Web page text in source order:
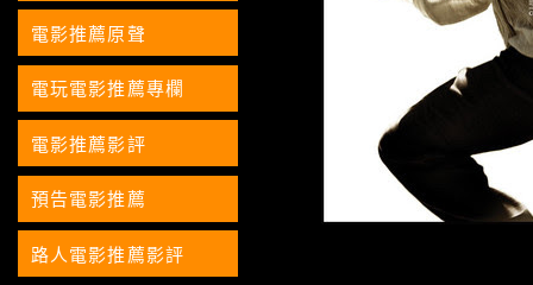
電影推薦原聲
電玩電影推薦專欄
電影推薦影評
預告電影推薦
路人電影推薦影評